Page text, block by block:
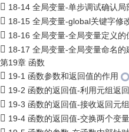
18-14 全局变量-单步调试确认局
18-15 全局变量-global关键字修
18-16 全局变量-全局变量定义的
18-17 全局变量-全局变量命名的
第19章 函数
19-1 函数参数和返回值的作用
19-2 函数的返回值-利用元组返
19-3 函数的返回值-接收返回元
19-4 函数的返回值-交换两个变